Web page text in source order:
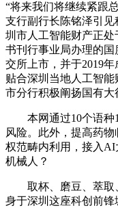
“将来我们将继续紧跟
支行副行长陈铭泽引
圳市人工智能财产正处
书刊行事业局办理的
交所上市，并于2019
贴合深圳当地人工智能
市分行积极阐扬国有大
本网通过10个语种
风险。此外，提高药
权范畴内利用，接入
机械人？
取杯、磨豆、萃取
身于深圳这座科创前锋